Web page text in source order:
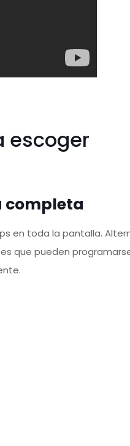
escoger
completa
en toda la pantalla.
que pueden